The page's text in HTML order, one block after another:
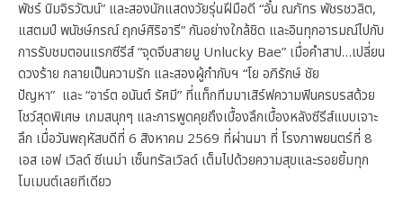
พัชร์ นิมจิรวัฒน์” และสองนักแสดงวัยรุ่นฝีมือดี “อั๋น ณภัทร พัชรชวลิต,
แสตมป์ พนัชษ์กรณ์ ฤกษ์ศิริอารี” กันอย่างใกล้ชิด และอินทุกอารมณ์ไปกับ
การรับชมตอนแรกซีรีส์ “จุดจีบสายมู Unlucky Bae” เมื่อคำสาป…เปลี่ยน
ดวงร้าย กลายเป็นความรัก และสองผู้กำกับฯ “โย อภิรักษ์ ชัย
ปัญหา” และ “อาร์ต อนันต์ รัศมี” ที่แท็กทีมมาเสิร์ฟความฟินครบรสด้วย
โชว์สุดพิเศษ เกมสนุกๆ และการพูดคุยถึงเบื้องลึกเบื้องหลังซีรีส์แบบเจาะ
ลึก เมื่อวันพฤหัสบดีที่ 6 สิงหาคม 2569 ที่ผ่านมา ที่ โรงภาพยนตร์ที่ 8
เอส เอฟ เวิลด์ ซีเนม่า เซ็นทรัลเวิลด์ เต็มไปด้วยความสุขและรอยยิ้มทุก
โมเมนต์เลยทีเดียว